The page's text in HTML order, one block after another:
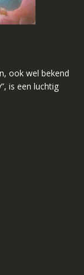
ook wel bekend
is een luchtig